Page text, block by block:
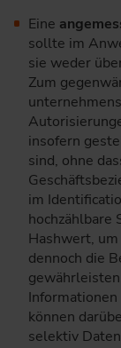
Eine
sollte im
sie weder
Zum
insofern
sind, ohne
im
hochzählbare
Hashwert,
dennoch die
können
selektiv